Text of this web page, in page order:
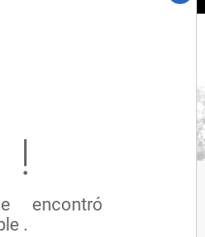
encontró
.